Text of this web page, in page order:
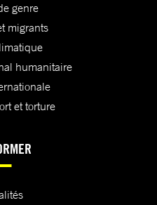
genre
migrants
humanitaire
et torture